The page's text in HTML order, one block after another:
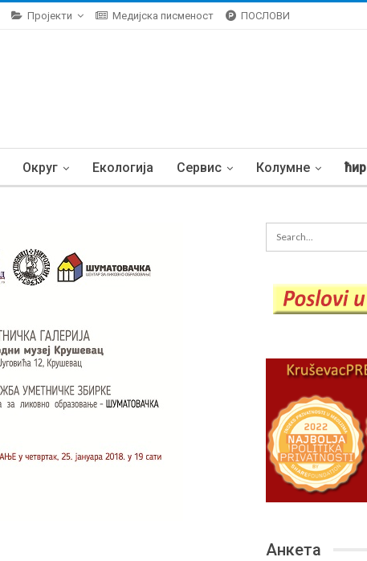
Пројекти Медијска писменост ПОСЛОВИ
Округ Екологија Сервис Колумне ћир
Анкета